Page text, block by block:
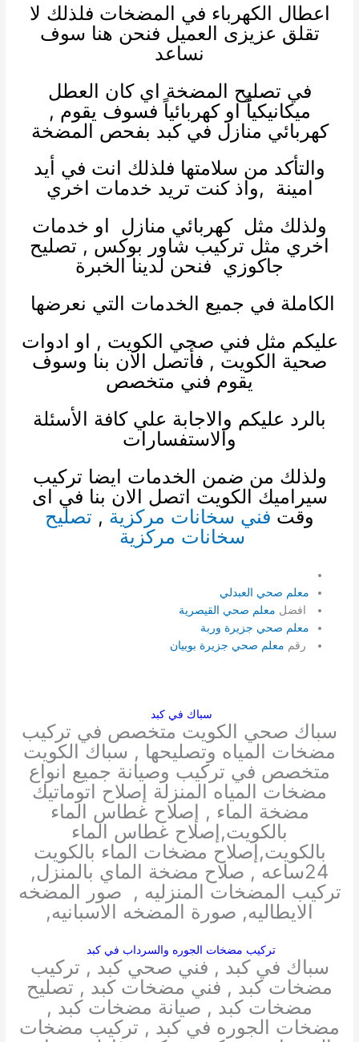
اعطال الكهرباء في المضخات فلذلك لا
تقلق عزيزى العميل فنحن هنا سوف
نساعد
في تصليح المضخة اي كان العطل
ميكانيكياً او كهربائياً فسوف يقوم ,
كهربائي منازل في كبد بفحص المضخة
والتأكد من سلامتها فلذلك انت في أيد
امينة ,واذ كنت تريد خدمات اخري
ولذلك مثلكهربائي منازل او خدمات
اخري مثل تركيب شاور بوكس , تصليح
جاكوزي فنحن لدينا الخبرة
الكاملة في جميع الخدمات التي نعرضها
عليكم مثل فني صحي الكويت , او ادوات
صحية الكويت , فأتصل الان بنا وسوف
يقوم فني متخصص
بالرد عليكم والاجابة علي كافة الأسئلة
والاستفسارات
ولذلك من ضمن الخدمات ايضا تركيب
سيراميك الكويت اتصل الان بنا في اى
وقت فني سخانات مركزية , تصليح
سخانات مركزية
معلم صحي العبدلي
افضل معلم صحي القيصرية
معلم صحي جزيرة وربة
رقم معلم صحي جزيرة بوبيان
سباك في كبد
سباك صحي الكويت متخصص في تركيب
مضخات المياه وتصليحها , سباك الكويت
متخصص في تركيب وصيانة جميع انواع
مضخات المياه المنزلة إصلاح اتوماتيك
مضخة الماء , إصلاح غطاس الماء
بالكويت,إصلاح غطاس الماء
بالكويت,إصلاح مضخات الماء بالكويت
24ساعه , صلاح مضخة الماي بالمنزل,
تركيب المضخات المنزليه , صور المضخه
الايطاليه, صورة المضخه الاسبانيه,
تركيب مضخات الجوره والسرداب في كبد
سباك في كبد , فني صحي كبد , تركيب
مضخات كبد , فني مضخات كبد , تصليح
مضخات كبد , صيانة مضخات كبد ,
مضخات الجوره في كبد , تركيب مضخات